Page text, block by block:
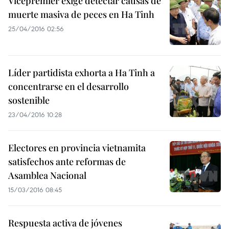
muerte masiva de peces en Ha Tinh
25/04/2016 02:56
Líder partidista exhorta a Ha Tinh a
concentrarse en el desarrollo
sostenible
23/04/2016 10:28
Electores en provincia vietnamita
satisfechos ante reformas de
Asamblea Nacional
15/03/2016 08:45
Respuesta activa de jóvenes